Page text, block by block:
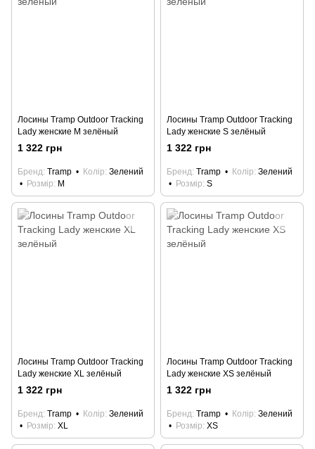
Лосины Tramp Outdoor Tracking
Lady женские M зелёный
1 322 грн
Бренд Tramp Колір Зелений
Розмір
M
Лосины Tramp Outdoor Tracking
Lady женские S зелёный
1 322 грн
Бренд Tramp Колір Зелений
Розмір S
Лосины Tramp Outdoor Tracking
Lady женские XL зелёный
1 322 грн
Бренд Tramp Колір Зелений
Розмір XL
Лосины Tramp Outdoor Tracking
Lady женские XS зелёный
1 322 грн
Бренд Tramp Колір Зелений
Розмір XS